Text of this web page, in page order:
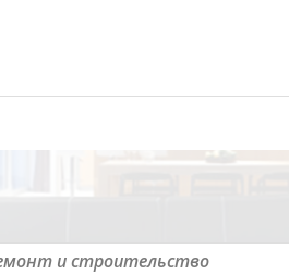
и строительство